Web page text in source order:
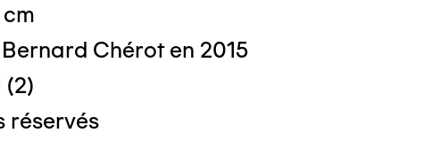
Chérot en 2015
(2)
réservés